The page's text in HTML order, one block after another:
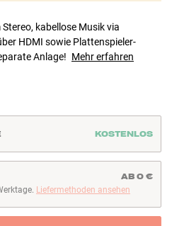
kabellose Musik via
HDMI sowie Plattenspieler-
Anlage! Mehr erfahren
KOSTENLOS
Liefermethoden ansehen
AB 0 €